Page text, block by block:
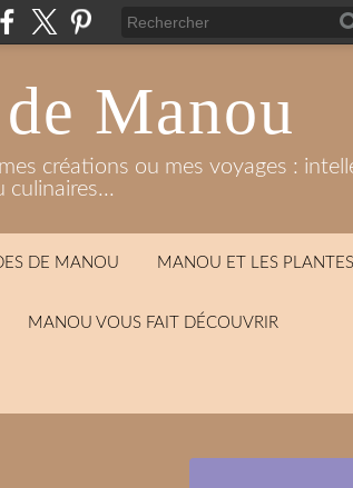
Manou
créations ou mes voyages :
culinaires...
DE MANOU MANOU ET LES PLANTES
MANOU VOUS FAIT DÉCOUVRIR